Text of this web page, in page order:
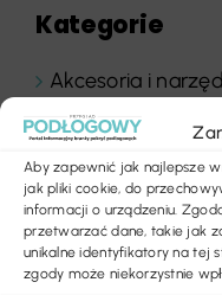
Aby zapewnić jak najlepsze
jak pliki cookie, do
informacji o urządzeniu.
przetwarzać dane, takie jak
unikalne identyfikatory na tej
zgody może niekorzystnie
Kategorie
Akcesoria i
Aktualności
Bez kategorii
Biura i instytucje